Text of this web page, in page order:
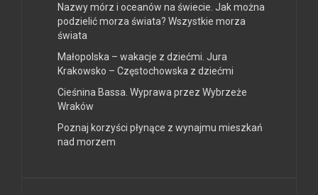
Nazwy mórz i oceanów na świecie. Jak można
podzielić morza świata? Wszystkie morza
świata
Małopolska – wakacje z dziećmi. Jura
Krakowsko – Częstochowska z dziećmi
Cieśnina Bassa. Wyprawa przez Wybrzeże
Wraków
Poznaj korzyści płynące z wynajmu mieszkań
nad morzem